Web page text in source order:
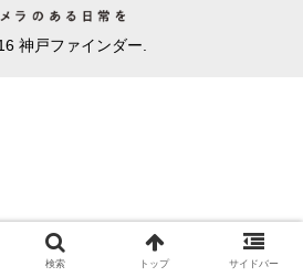
神戸ファインダー.
検索 トップ サイドバー